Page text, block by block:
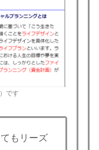
です
もリーズ